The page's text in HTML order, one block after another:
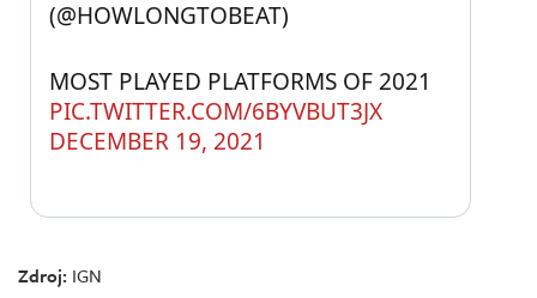
PIC.TWITTER.COM/6BYVBUT3JX
(@HOWLONGTOBEAT)
DECEMBER 19, 2021
Zdroj: IGN